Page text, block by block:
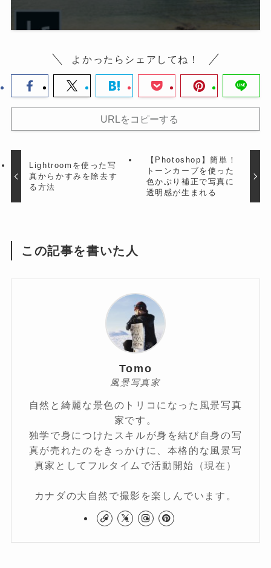
よかったらシェアしてね！
URLをコピーする
Lightroomを使った写
真からかすみを除去す
る方法
【Photoshop】簡単！
トーンカーブを使った
色かぶり補正で写真に
透明感が生まれる
この記事を書いた人
Tomo
風景写真家
自然と綺麗な景色のトリコになった風景写真
家です。
独学で身につけたスキルが身を結び自身の写
真が売れたのをきっかけに、本格的な風景写
真家としてフルタイムで活動開始（現在）
カナダの大自然で撮影を楽しんでいます。